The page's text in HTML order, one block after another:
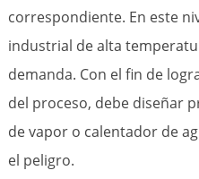
correspondiente. En este
industrial de alta
demanda. Con el fin de
del proceso, debe diseñar
de vapor o calentador de
el peligro.